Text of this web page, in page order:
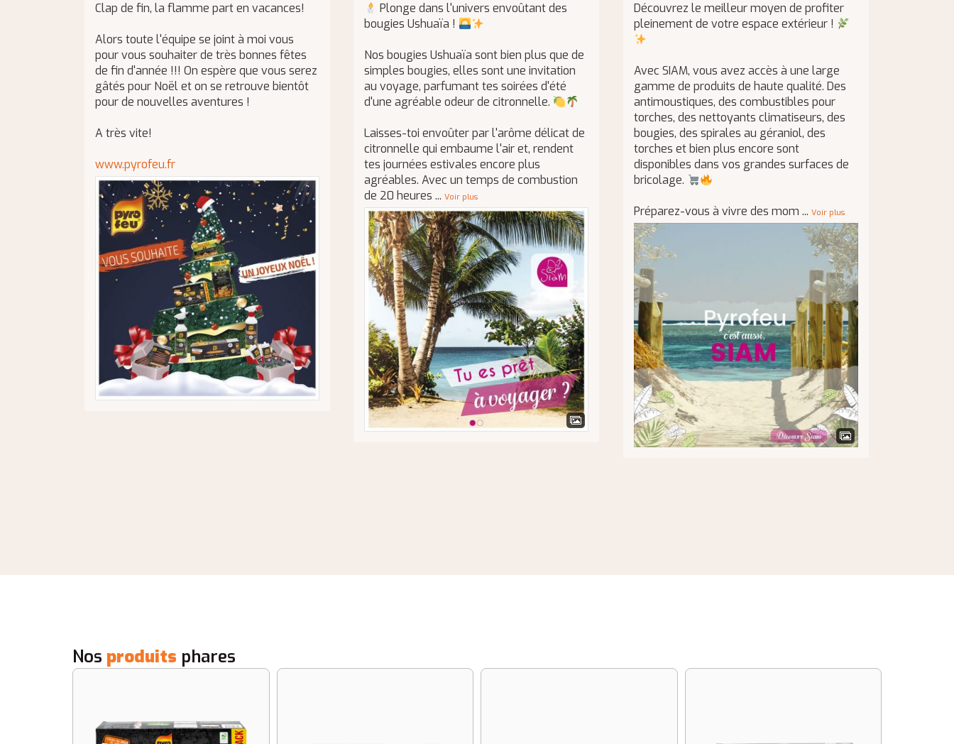
Clap de fin, la flamme part en vacances!
Alors toute l'équipe se joint à moi vous
pour vous souhaiter de très bonnes fêtes
de fin d'année !!! On espère que vous serez
gâtés pour Noël et on se retrouve bientôt
pour de nouvelles aventures !
A très vite!
www.pyrofeu.fr
Plonge dans l'univers envoûtant des
bougies Ushuaïa !
Nos bougies Ushuaïa sont bien plus que de
simples bougies, elles sont une invitation
au voyage, parfumant tes soirées d'été
d'une agréable odeur de citronnelle.
Laisses-toi envoûter par l'arôme délicat de
citronnelle qui embaume l'air et, rendent
tes journées estivales encore plus
agréables. Avec un temps de combustion
de 20 heures ...Voir plus
Découvrez le meilleur moyen de profiter
pleinement de votre espace extérieur !
Avec SIAM, vous avez accès à une large
gamme de produits de haute qualité. Des
antimoustiques, des combustibles pour
torches, des nettoyants climatiseurs, des
bougies, des spirales au géraniol, des
torches et bien plus encore sont
disponibles dans vos grandes surfaces de
bricolage.
Préparez-vous à vivre des mom ...Voir plus
Nos produits phares